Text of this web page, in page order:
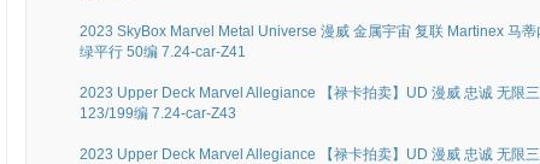
2023 SkyBox Marvel Metal Universe 漫威 金属宇宙 复联 Martinex 马
绿平行 50编 7.24-car-Z41
2023 Upper Deck Marvel Allegiance 【禄卡拍卖】UD 漫威 忠诚 无限
123/199编 7.24-car-Z43
2023 Upper Deck Marvel Allegiance 【禄卡拍卖】UD 漫威 忠诚 无限